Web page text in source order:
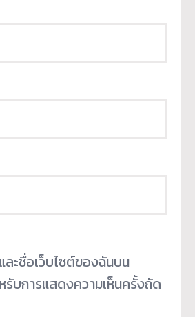
ะชื่อเว็บไซต์ของฉันบน
รับการแสดงความเห็นครั้งถัด